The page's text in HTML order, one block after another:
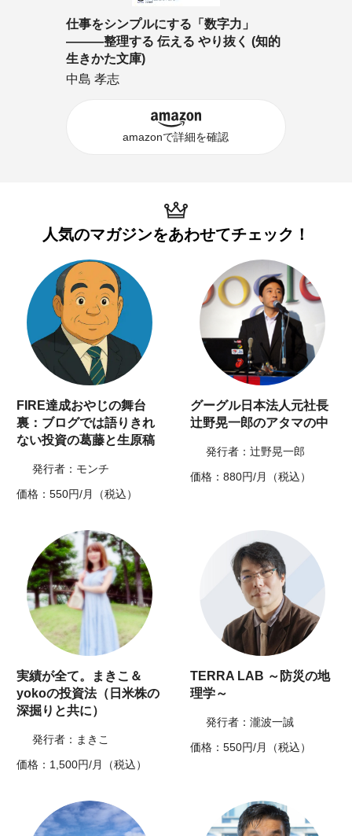
仕事をシンプルにする「数字力」
―――整理する 伝える やり抜く (知的
生きかた文庫)
中島 孝志
amazonで詳細を確認
人気のマガジンをあわせてチェック！
FIRE達成おやじの舞台
裏：ブログでは語りきれ
ない投資の葛藤と生原稿
発行者：モンチ
価格：550円/月（税込）
グーグル日本法人元社長
辻野晃一郎のアタマの中
発行者：辻野晃一郎
価格：880円/月（税込）
実績が全て。まきこ＆
yokoの投資法（日米株の
深掘りと共に）
発行者：まきこ
価格：1,500円/月（税込）
TERRA LAB ～防災の地
理学～
発行者：瀧波一誠
価格：550円/月（税込）